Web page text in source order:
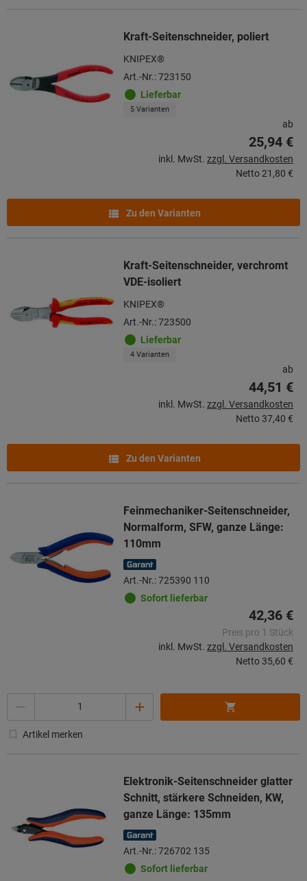
Kraft-Seitenschneider, poliert
KNIPEX®
Art.-Nr.: 723150
Lieferbar
5 Varianten
ab
25,94 €
inkl. MwSt. zzgl. Versandkosten
Netto21,80 €
Zu den Varianten
Kraft-Seitenschneider, verchromt
VDE-isoliert
KNIPEX®
Art.-Nr.: 723500
Lieferbar
4 Varianten
ab
44,51 €
inkl. MwSt. zzgl. Versandkosten
Netto 37,40 €
Zu den Varianten
Feinmechaniker-Seitenschneider,
Normalform, SFW, ganze Länge:
110mm
Art.-Nr.: 725390 110
Sofort lieferbar
42,36 €
Preis pro 1 Stück
inkl. MwSt. zzgl. Versandkosten
Netto 35,60 €
Artikel merken
Elektronik-Seitenschneider glatter
Schnitt, stärkere Schneiden, KW,
ganze Länge: 135mm
Art.-Nr.: 726702 135
Sofort lieferbar